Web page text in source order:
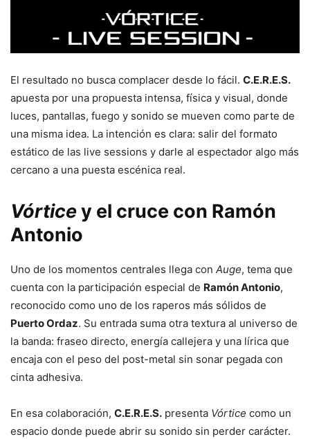
El resultado no busca complacer desde lo fácil. C.E.R.E.S.
apuesta por una propuesta intensa, física y visual, donde
luces, pantallas, fuego y sonido se mueven como parte de
una misma idea. La intención es clara: salir del formato
estático de las live sessions y darle al espectador algo más
cercano a una puesta escénica real.
Vórticey el cruce con Ramón
Antonio
Uno de los momentos centrales llega con Auge, tema que
cuenta con la participación especial de Ramón Antonio,
reconocido como uno de los raperos más sólidos de
Puerto Ordaz. Su entrada suma otra textura al universo de
la banda: fraseo directo, energía callejera y una lírica que
encaja con el peso del post-metal sin sonar pegada con
cinta adhesiva.
En esa colaboración, C.E.R.E.S. presenta Vórtice como un
espacio donde puede abrir su sonido sin perder carácter.